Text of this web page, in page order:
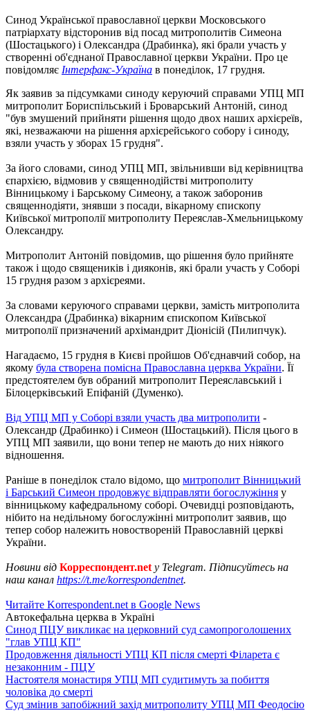
Синод Української православної церкви Московського
патріархату відсторонив від посад митрополитів Симеона
(Шостацького) і Олександра (Драбинка), які брали участь у
створенні об'єднаної Православної церкви України. Про це
повідомляє Інтерфакс-Україна в понеділок, 17 грудня.
Як заявив за підсумками синоду керуючий справами УПЦ МП
митрополит Бориспільський і Броварський Антоній, синод
"був змушений прийняти рішення щодо двох наших архієреїв,
які, незважаючи на рішення архієрейського собору і синоду,
взяли участь у зборах 15 грудня".
За його словами, синод УПЦ МП, звільнивши від керівництва
єпархією, відмовив у священнодійстві митрополиту
Вінницькому і Барському Симеону, а також заборонив
священнодіяти, знявши з посади, вікарному єпископу
Київської митрополії митрополиту Переяслав-Хмельницькому
Олександру.
Митрополит Антоній повідомив, що рішення було прийняте
також і щодо священиків і дияконів, які брали участь у Соборі
15 грудня разом з архієреями.
За словами керуючого справами церкви, замість митрополита
Олександра (Драбинка) вікарним єпископом Київської
митрополії призначений архімандрит Діонісій (Пилипчук).
Нагадаємо, 15 грудня в Києві пройшов Об'єднавчий собор, на
якому була створена помісна Православна церква України. Її
предстоятелем був обраний митрополит Переяславський і
Білоцерківський Епіфаній (Думенко).
Від УПЦ МП у Соборі взяли участь два митрополити -
Олександр (Драбинко) і Симеон (Шостацький). Після цього в
УПЦ МП заявили, що вони тепер не мають до них ніякого
відношення.
Раніше в понеділок стало відомо, що митрополит Вінницький
і Барський Симеон продовжує відправляти богослужіння у
вінницькому кафедральному соборі. Очевидці розповідають,
нібито на недільному богослужінні митрополит заявив, що
тепер собор належить новоствореній Православній церкві
України.
Новини від Корреспондент.net у Telegram. Підписуйтесь на
наш канал https://t.me/korrespondentnet.
Читайте Korrespondent.net в Google News
Автокефальна церква в Україні
Синод ПЦУ викликає на церковний суд самопроголошених
"глав УПЦ КП"
Продовження діяльності УПЦ КП після смерті Філарета є
незаконним - ПЦУ
Настоятеля монастиря УПЦ МП судитимуть за побиття
чоловіка до смерті
Суд змінив запобіжний захід митрополиту УПЦ МП Феодосію